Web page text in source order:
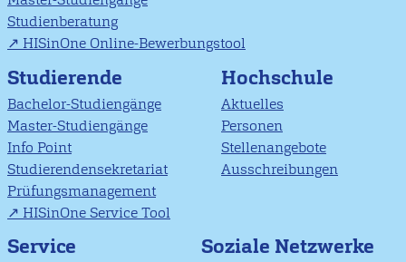
Studienberatung
HISinOne Online-Bewerbungstool
Studierende
Bachelor-Studiengänge
Master-Studiengänge
Info Point
Studierendensekretariat
Prüfungsmanagement
HISinOne Service Tool
Hochschule
Aktuelles
Personen
Stellenangebote
Ausschreibungen
Service Soziale Netzwerke